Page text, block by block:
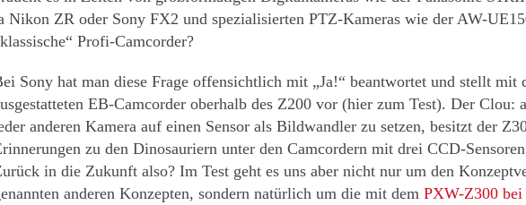
Nikon ZR oder Sony FX2 und spezialisierten PTZ-Kameras wie der AW-
Profi-Camcorder?
Sony hat man diese Frage offensichtlich mit „Ja!“ beantwortet und stellt mit
EB-Camcorder oberhalb des Z200 vor (hier zum Test). Der Clou:
anderen Kamera auf einen Sensor als Bildwandler zu setzen, besitzt der
zu den Dinosauriern unter den Camcordern mit drei CCD-
in die Zukunft also? Im Test geht es uns aber nicht nur um den
anderen Konzepten, sondern natürlich um die mit dem PXW-Z300 bei